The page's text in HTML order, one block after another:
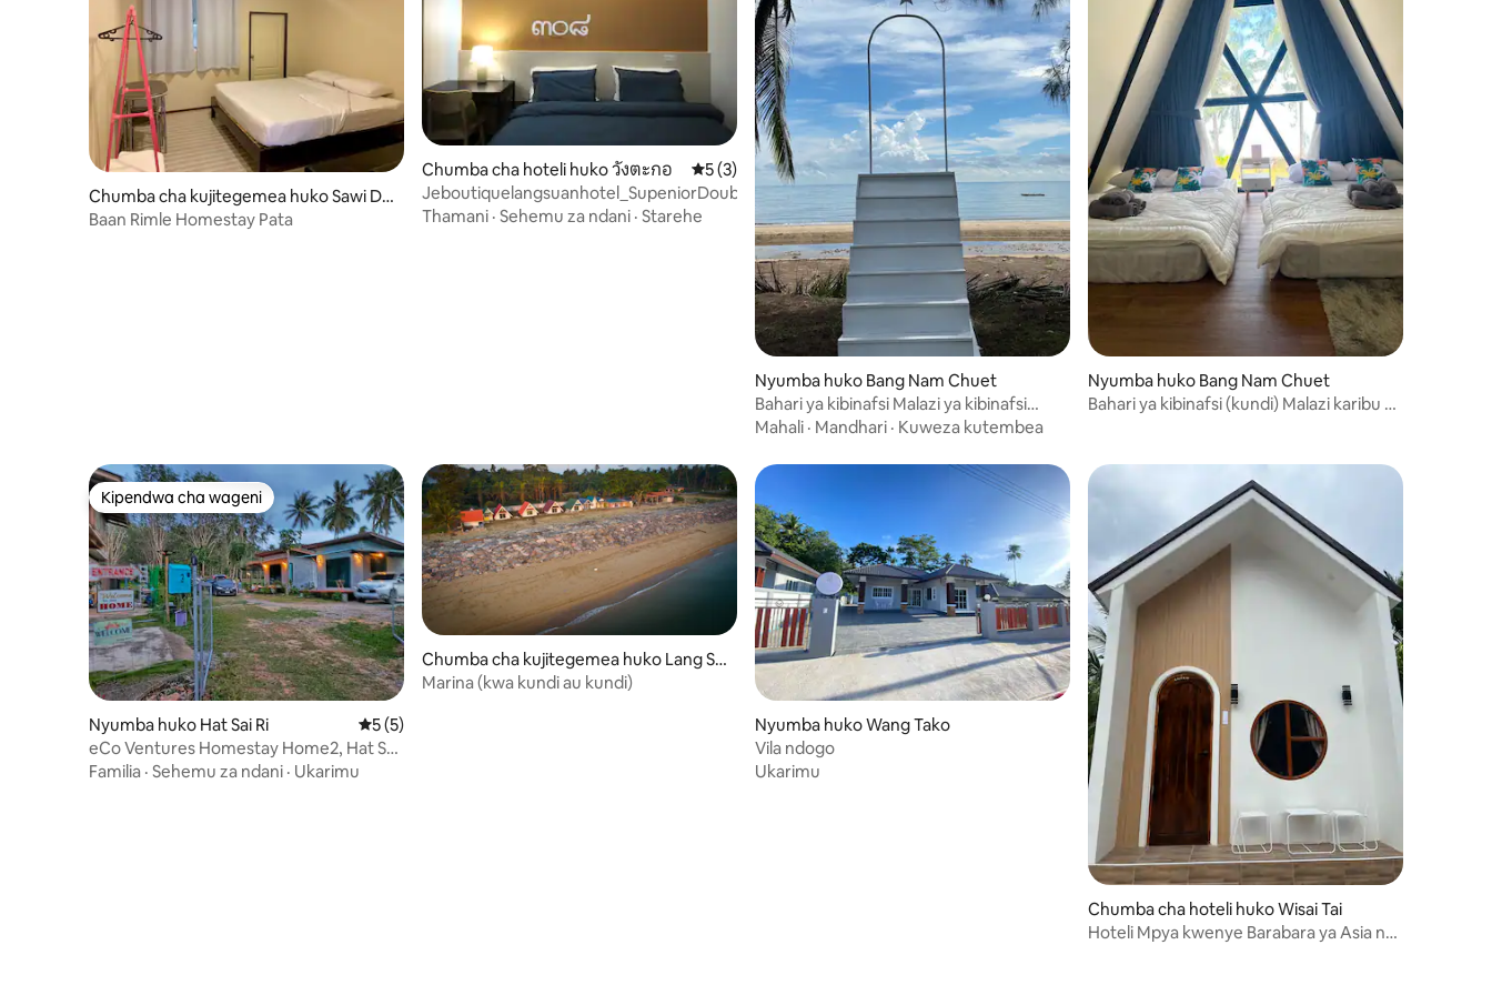
Chumba cha kujitegemea huko Sawi Dis
trict
Baan Rimle Homestay Pata
Chumba cha hoteli huko วังตะกอ Ukadiriaji wa wastani wa 5 kati ya 5, tathmini 3
5 (3)
Jeboutiquelangsuanhotel_SupeniorDoubleRoom
Thamani · Sehemu za ndani · Starehe
Nyumba huko Bang Nam Chuet
Bahari ya kibinafsi Malazi ya kibinafsi
karibu na bahari
Mahali · Mandhari · Kuweza kutembea
Nyumba huko Bang Nam Chuet
Bahari ya kibinafsi (kundi) Malazi karibu na
Kipendwa cha wageni
Kipendwa cha wageni
Nyumba huko Hat Sai Ri Ukadiriaji wa wastani wa 5 kati ya 5, tathmini 5
5 (5)
eCo Ventures Homestay Home2, Hat Sai
Ri Chumphon
Familia · Sehemu za ndani · Ukarimu
Chumba cha kujitegemea huko Lang Su
an
Marina (kwa kundi au kundi)
Nyumba huko Wang Tako
Vila ndogo
Ukarimu
Chumba cha hoteli huko Wisai Tai
Hoteli Mpya kwenye Barabara ya Asia na